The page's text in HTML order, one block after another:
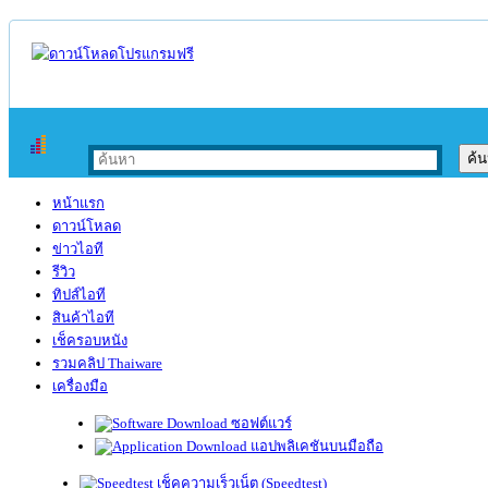
หน้าแรก
ดาวน์โหลด
ข่าวไอที
รีวิว
ทิปส์ไอที
สินค้าไอที
เช็ครอบหนัง
รวมคลิป Thaiware
เครื่องมือ
ซอฟต์แวร์
แอปพลิเคชันบนมือถือ
เช็คความเร็วเน็ต (Speedtest)